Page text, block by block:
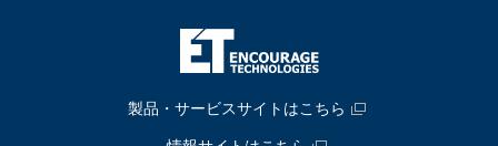
製品・サービスサイトはこちら